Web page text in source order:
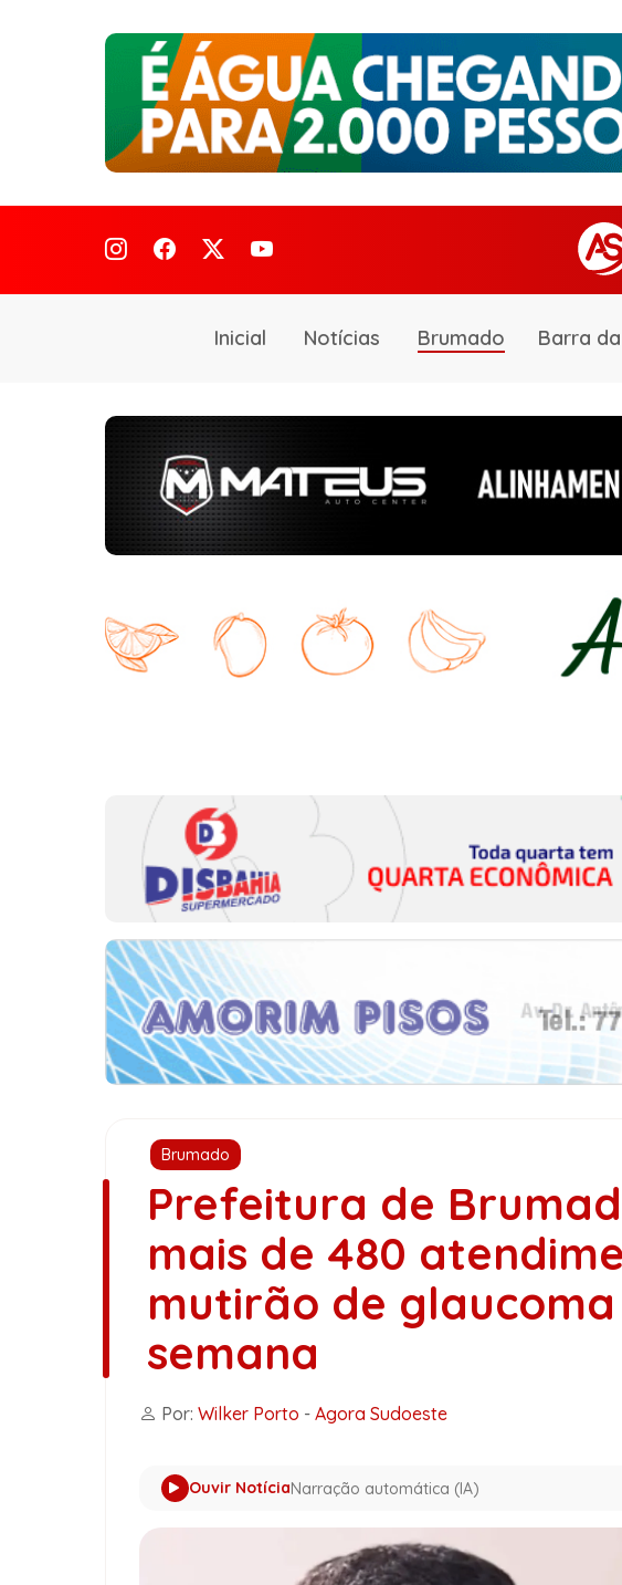
Inicial Notícias Brumado Barra
Brumado
Prefeitura de
mais de 480
mutirão de
semana
Por: Wilker Porto - Agora Sudoeste
Ouvir NotíciaNarração automática (IA)